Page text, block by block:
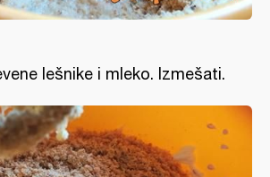
lešnike i mleko. Izmešati.